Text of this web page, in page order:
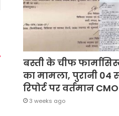
बस्ती के चीफ
का मामला, पुरानी 04
रिपोर्ट पर वर्तमान
3 weeks ago